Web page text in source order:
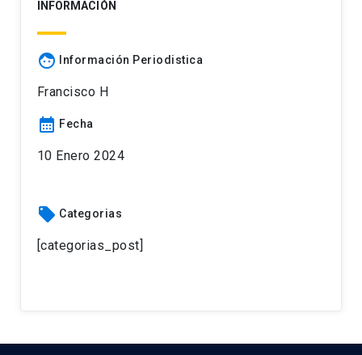
INFORMACIÓN
face Información Periodistica
Francisco H
calendar_month Fecha
10 Enero 2024
local_offer Categorias
[categorias_post]